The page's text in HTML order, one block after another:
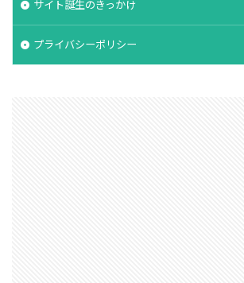
サイト誕生のきっかけ
プライバシーポリシー